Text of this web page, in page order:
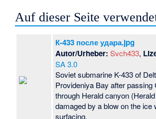
Auf dieser Seite
К-433 после удара.jpg
Autor/Urheber: Svch433,
SA 3.0
Soviet submarine K-433 of
Provideniya Bay after passing
through Herald canyon
damaged by a blow on the ice
surfacing.